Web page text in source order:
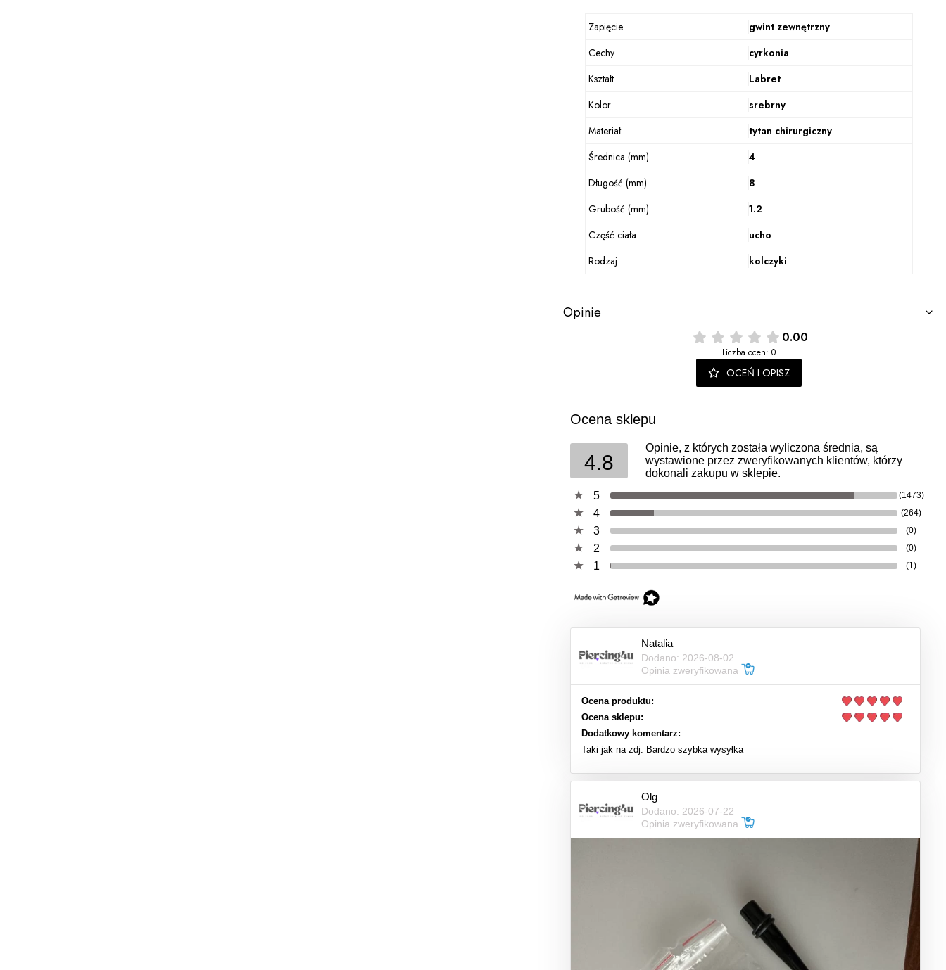
Zapięcie
gwint zewnętrzny
Cechy
cyrkonia
Kształt
Labret
Kolor
srebrny
Materiał
tytan chirurgiczny
Średnica (mm)
4
Długość (mm)
8
Grubość (mm)
1.2
Część ciała
ucho
Rodzaj
kolczyki
Opinie
0.00
Liczba ocen: 0
OCEŃ I OPISZ
Ocena sklepu
4.8
Opinie, z których została wyliczona średnia, są
wystawione przez zweryfikowanych klientów, którzy
dokonali zakupu w sklepie.
5
(1473)
4 (264)
3 (0)
2 (0)
1 (1)
Natalia
Dodano: 2026-08-02
Opinia zweryfikowana
Ocena produktu:
Ocena sklepu:
Dodatkowy komentarz:
Taki jak na zdj. Bardzo szybka wysyłka
Olg
Dodano: 2026-07-22
Opinia zweryfikowana